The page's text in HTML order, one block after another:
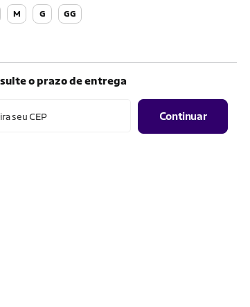
M G GG
o prazo de entrega
seu CEP Continuar